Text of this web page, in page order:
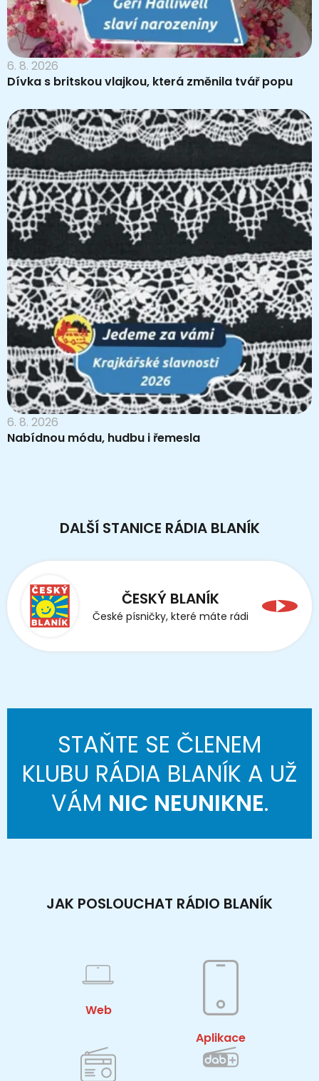
6. 8. 2026
Dívka s britskou vlajkou, která změnila tvář popu
6. 8. 2026
Nabídnou módu, hudbu i řemesla
DALŠÍ STANICE RÁDIA BLANÍK
ČESKÝ BLANÍK
České písničky, které máte rádi
STAŇTE SE ČLENEM
KLUBU RÁDIA BLANÍK A UŽ
VÁM NIC NEUNIKNE.
JAK POSLOUCHAT RÁDIO BLANÍK
Web
Aplikace